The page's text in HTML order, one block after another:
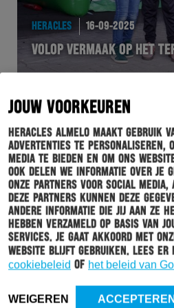
JOUW VOORKEUREN
Heracles Almelo maakt gebruik
advertenties te personaliseren,
media te bieden en om ons
Ook delen we informatie over je
onze partners voor social media,
Deze partners kunnen deze
andere informatie die jij aan ze
hebben verzameld op basis van
services. Je gaat akkoord met
website blijft gebruiken. Lees er
cookiebeleid of het beleid van
WEIGEREN
HERACLES 16-09-2025
VOLOP VERMAAK OP HET
HERACLES 15-09-2025
ALGEMEEN DIRECTEUR ROB
PODCAST DE